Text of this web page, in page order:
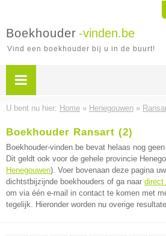
Boekhouder -vinden.be
Vind een boekhouder bij u in de buurt!
U bent nu hier: Home » Henegouwen »
Boekhouder Ransart (2)
Boekhouder-vinden.be bevat helaas nog geen
Dit geldt ook voor de gehele provincie
Henegouwen). Voer bovenaan deze pagina
dichtstbijzijnde boekhouders of ga naar direct
om via één e-mail in contact te komen met
tegelijk. Hieronder worden nu overige